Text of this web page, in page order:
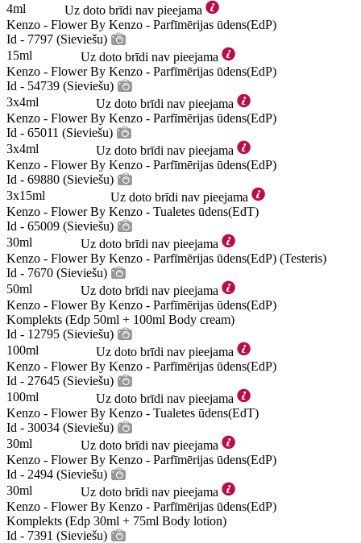
4ml
Uz doto brīdi nav pieejama
Kenzo - Flower By Kenzo - Parfīmērijas ūdens(EdP)
Id - 7797 (Sieviešu)
15ml
Uz doto brīdi nav pieejama
Kenzo - Flower By Kenzo - Parfīmērijas ūdens(EdP)
Id - 54739 (Sieviešu)
3x4ml
Uz doto brīdi nav pieejama
Kenzo - Flower By Kenzo - Parfīmērijas ūdens(EdP)
Id - 65011 (Sieviešu)
3x4ml
Uz doto brīdi nav pieejama
Kenzo - Flower By Kenzo - Parfīmērijas ūdens(EdP)
Id - 69880 (Sieviešu)
3x15ml
Uz doto brīdi nav pieejama
Kenzo - Flower By Kenzo - Tualetes ūdens(EdT)
Id - 65009 (Sieviešu)
30ml
Uz doto brīdi nav pieejama
Kenzo - Flower By Kenzo - Parfīmērijas ūdens(EdP) (Testeris)
Id - 7670 (Sieviešu)
50ml
Uz doto brīdi nav pieejama
Kenzo - Flower By Kenzo - Parfīmērijas ūdens(EdP)
Komplekts (Edp 50ml + 100ml Body cream)
Id - 12795 (Sieviešu)
100ml
Uz doto brīdi nav pieejama
Kenzo - Flower By Kenzo - Parfīmērijas ūdens(EdP)
Id - 27645 (Sieviešu)
100ml
Uz doto brīdi nav pieejama
Kenzo - Flower By Kenzo - Tualetes ūdens(EdT)
Id - 30034 (Sieviešu)
30ml
Uz doto brīdi nav pieejama
Kenzo - Flower By Kenzo - Parfīmērijas ūdens(EdP)
Id - 2494 (Sieviešu)
30ml
Uz doto brīdi nav pieejama
Kenzo - Flower By Kenzo - Parfīmērijas ūdens(EdP)
Komplekts (Edp 30ml + 75ml Body lotion)
Id - 7391 (Sieviešu)